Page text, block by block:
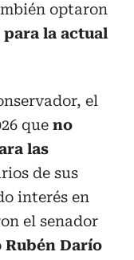
optaron
la actual
el
que no
las
de sus
interés en
el senador
Rubén Darío